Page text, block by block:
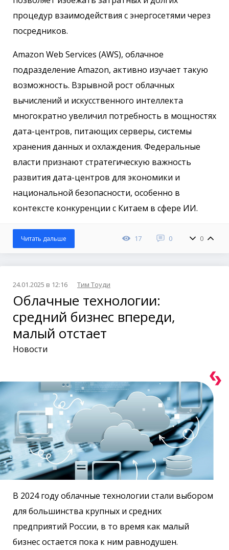
процедур взаимодействия с энергосетями через
посредников.
Amazon Web Services (AWS), облачное
подразделение Amazon, активно изучает такую
возможность. Взрывной рост облачных
вычислений и искусственного интеллекта
многократно увеличил потребность в мощностях
дата-центров, питающих серверы, системы
хранения данных и охлаждения. Федеральные
власти признают стратегическую важность
развития дата-центров для экономики и
национальной безопасности, особенно в
контексте конкуренции с Китаем в сфере ИИ.
17 0 0
Читать дальше
24.01.2025 в 12:16 Тим Тоуди
Облачные технологии:
средний бизнес впереди,
малый отстает
Новости
В 2024 году облачные технологии стали выбором
для большинства крупных и средних
предприятий России, в то время как малый
бизнес остается пока к ним равнодушен.